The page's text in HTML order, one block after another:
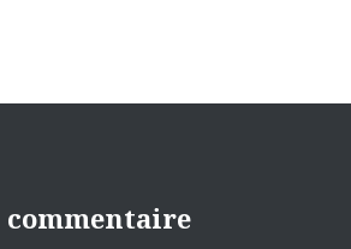
commentaire